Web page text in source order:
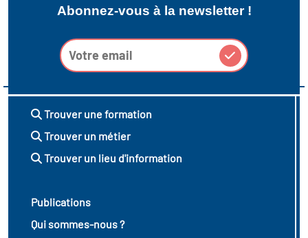
Abonnez-vous à la newsletter !
Trouver une formation
Trouver un métier
Trouver un lieu d'information
Publications
Qui sommes-nous ?